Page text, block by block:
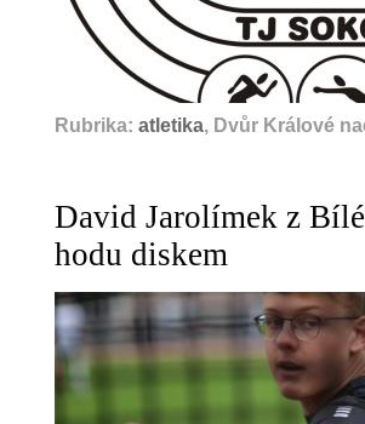
Rubrika: atletika, Dvůr Králové
David Jarolímek z
hodu diskem